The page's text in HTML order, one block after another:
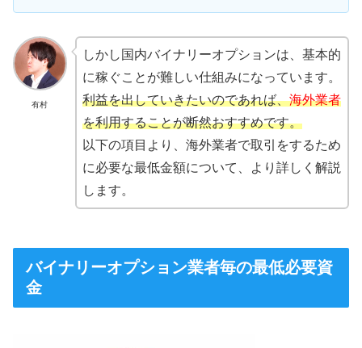
有村
しかし国内バイナリーオプションは、基本的
に稼ぐことが難しい仕組みになっています。
利益を出していきたいのであれば、海外業者
を利用することが断然おすすめです。
以下の項目より、海外業者で取引をするため
に必要な最低金額について、より詳しく解説
します。
バイナリーオプション業者毎の最低必要資
金